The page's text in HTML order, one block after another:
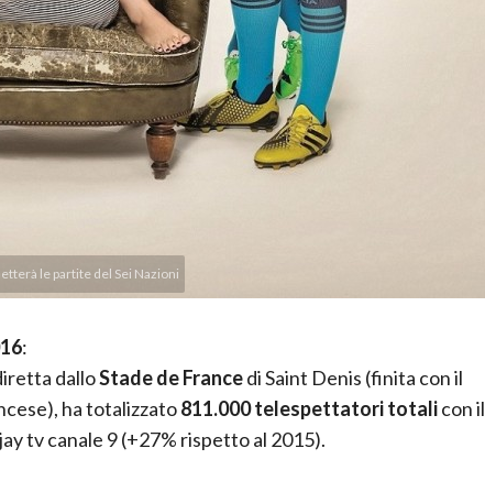
le partite del Sei Nazioni
:
dalloStade de Francedi Saint Denis (finita con il
ha totalizzato811.000 telespettatori totalicon il
tv canale 9 (+27% rispetto al 2015).